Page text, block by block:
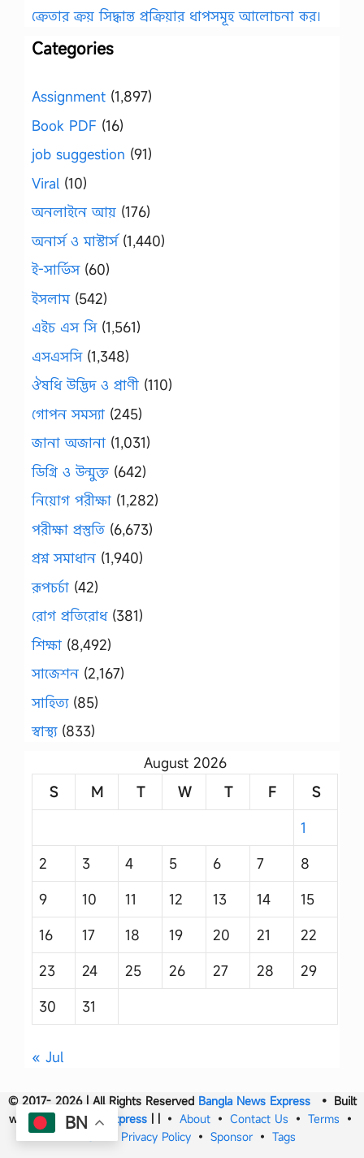
ক্রেতার ক্রয় সিদ্ধান্ত প্রক্রিয়ার ধাপসমূহ আলোচনা কর।
Categories
Assignment (1,897)
Book PDF (16)
job suggestion (91)
Viral (10)
অনলাইনে আয় (176)
অনার্স ও মাস্টার্স(1,440)
ই-সার্ভিস(60)
ইসলাম(542)
এইচ এস সি(1,561)
এসএসসি(1,348)
ঔষধি উদ্ভিদ ও প্রাণী (110)
গোপন সমস্যা (245)
জানা অজানা (1,031)
ডিগ্রি ও উন্মুক্ত (642)
নিয়োগ পরীক্ষা (1,282)
পরীক্ষা প্রস্তুতি (6,673)
প্রশ্ন সমাধান (1,940)
রূপচর্চা (42)
রোগ প্রতিরোধ(381)
শিক্ষা (8,492)
সাজেশন (2,167)
সাহিত্য(85)
স্বাস্থ্য(833)
August 2026
S
M T W T F
S
1
2
3 4 5 6 7
8
9
10 11 12 13 14
15
16
17 18 19 20 21
22
23
24 25 26 27 28
29
30
31
« Jul
© 2017- 2026 | All Rights Reserved Bangla News Express• Built
withBangla News Express | | • About • Contact Us • Terms •
Privacy Policy • Sponsor • Tags
BN